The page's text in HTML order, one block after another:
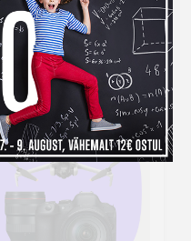
on lihtne –
makseviisiks valida
täita kõik vajalikud